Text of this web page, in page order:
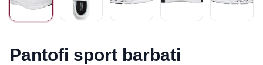
Pantofi sport barbati